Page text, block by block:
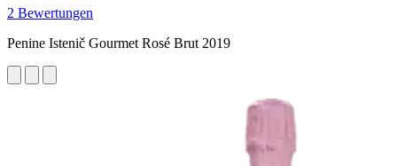
2 Bewertungen
Penine Istenič Gourmet Rosé Brut 2019